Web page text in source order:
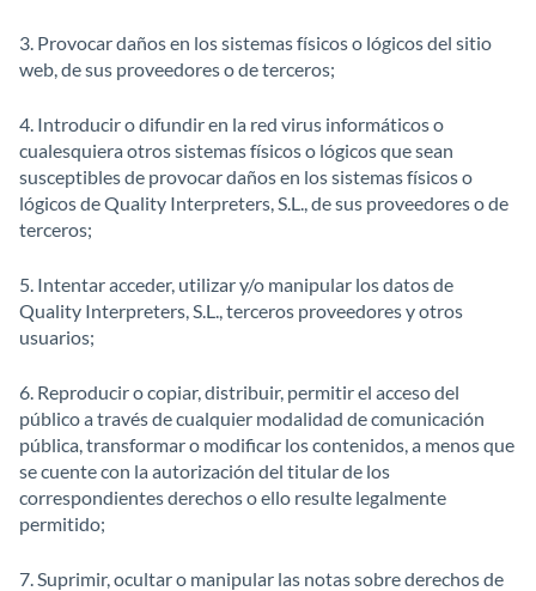
3. Provocar daños en los sistemas físicos o lógicos del sitio
web, de sus proveedores o de terceros;
4. Introducir o difundir en la red virus informáticos o
cualesquiera otros sistemas físicos o lógicos que sean
susceptibles de provocar daños en los sistemas físicos o
lógicos de Quality Interpreters, S.L., de sus proveedores o de
terceros;
5. Intentar acceder, utilizar y/o manipular los datos de
Quality Interpreters, S.L., terceros proveedores y otros
usuarios;
6. Reproducir o copiar, distribuir, permitir el acceso del
público a través de cualquier modalidad de comunicación
pública, transformar o modificar los contenidos, a menos que
se cuente con la autorización del titular de los
correspondientes derechos o ello resulte legalmente
permitido;
7. Suprimir, ocultar o manipular las notas sobre derechos de